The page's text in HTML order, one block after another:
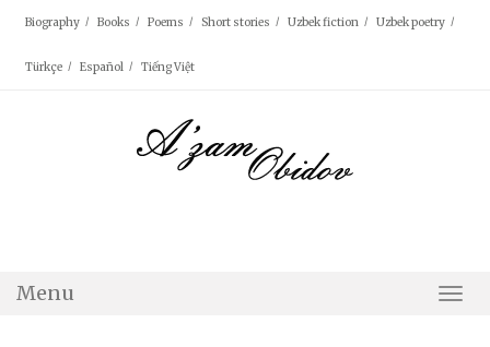
Biography Books Poems Short stories Uzbek fiction Uzbek poetry
Türkçe Español Tiếng Việt
Menu